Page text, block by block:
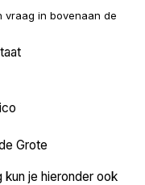
vraag in bovenaan de
Grote
je hieronder ook